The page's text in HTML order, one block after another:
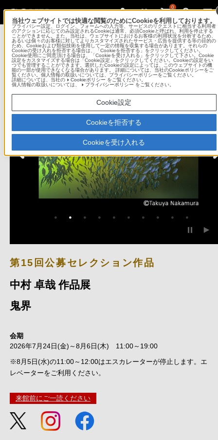
0
Sony Imaging Gallery
ソニーイメージングギャラリー 銀座
コンテンツメニュー
第15回公募セレクション作品
中村 卓哉 作品展
鬼界
会期
2026年7月24日(金)～8月6日(木) 11:00～19:00
※8月5日(水)の11:00～12:00はエスカレーターが停止します。エ
レベーターをご利用ください。
来館前にご一読ください
当社ウェブサイトでは快適な閲覧のためにCookieを利用しております。
プライバシー設定、ログイン、フォームへの入力等、サービスのリクエストに相当する利用者
のアクションに応じてのみ設定されるCookieは通常、必須Cookieと呼ばれ、利用を停止する
ことができません。また、当社は、ウェブサイトにおけるお客様の利用状況を分析するため、
あるいは個々のお客様に対してよりカスタマイズされたサービス・広告を提供する等の目的の
ため、Cookieおよび類似技術を使用して一定の情報を収集する場合があります。それらの
Cookieの受け入れを拒否する場合は、「Cookieを拒否する」をクリックしてください。
Cookie使用にご同意頂ける場合は、「Cookieを受け入れる」をクリックして下さい。Cookie
設定をカスタマイズする場合は「Cookie設定」をクリックしてください。Cookieの設定をい
つでも管理することができます。選択したCookieの設定によっては、このウェブサイトの機
能の一部が使用できなくなる場合があります。 詳細については、当社のCookieポリシーをご
覧ください。個人情報の取扱いについては、プライバシーポリシーをご覧ください。
詳細については、当社の
Cookieポリシー をご覧ください。
個人情報の取扱いについては、
プライバシーポリシー をご覧ください。
Cookie設定
Cookieを拒否する
Cookieを受け入れる